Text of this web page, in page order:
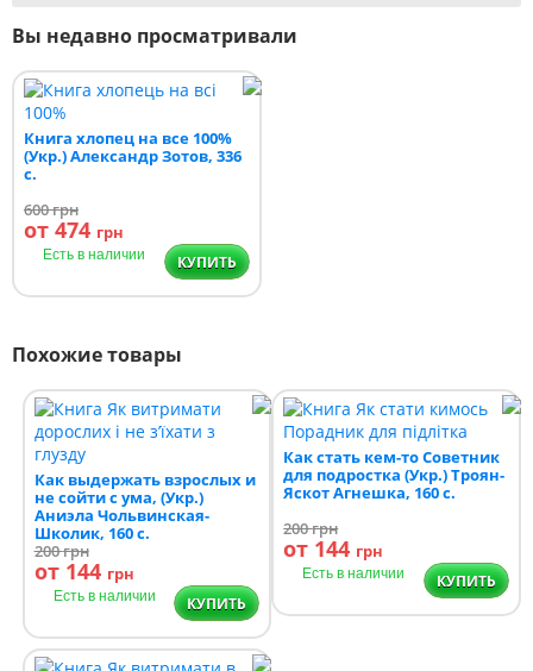
Вы недавно просматривали
Книга хлопец на все 100%
(Укр.) Александр Зотов, 336
с.
600грн
от 474 грн
Есть в наличии КУПИТЬ
Похожие товары
Как выдержать взрослых и
не сойти с ума, (Укр.)
Аниэла Чольвинская-
Школик, 160 c.
200грн
от 144 грн
Есть в наличии КУПИТЬ
Как стать кем-то Советник
для подростка (Укр.) Троян-
Яскот Агнешка, 160 c.
200грн
от 144 грн
Есть в наличии КУПИТЬ